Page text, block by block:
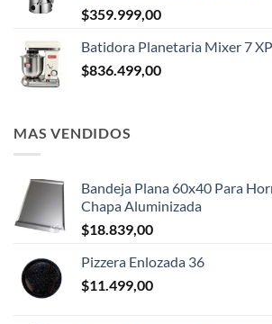
$359.999,00
Batidora Planetaria Mixer 7
$836.499,00
MAS VENDIDOS
Bandeja Plana 60x40 Para
Chapa Aluminizada
$18.839,00
Pizzera Enlozada 36
$11.499,00